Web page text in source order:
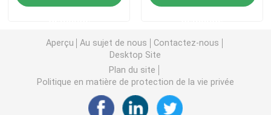
petit ventilateur gonflable
Aperçu Au sujet de nous
Contactez-nous
Desktop Site
Plan du site
Politique en matière de protection de la vie privée